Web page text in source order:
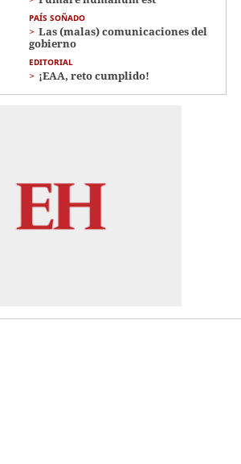
PAÍS SOÑADO
Las (malas) comunicaciones del
gobierno
EDITORIAL
¡EAA, reto cumplido!